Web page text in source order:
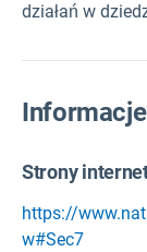
działań w
Strony
https://
w#Sec7